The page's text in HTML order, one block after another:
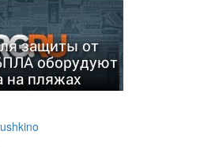
защиты от
оборудуют
пляжах